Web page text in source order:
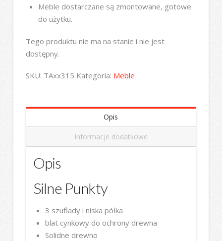
Meble dostarczane są zmontowane, gotowe
do użytku.
Tego produktu nie ma na stanie i nie jest
dostępny.
SKU: TAxx315 Kategoria: Meble
Opis
Informacje dodatkowe
Opis
Silne Punkty
3 szuflady i niska półka
blat cynkowy do ochrony drewna
Solidne drewno